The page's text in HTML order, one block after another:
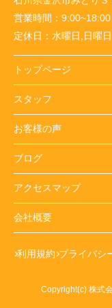
営業時間： 9:00~18:00
定休日： 水曜日,日曜日
トップページ
スタッフ
お客様の声
ブログ
アクセスマップ
会社概要
利用規約 プライバシ
Copyright(c) 株式